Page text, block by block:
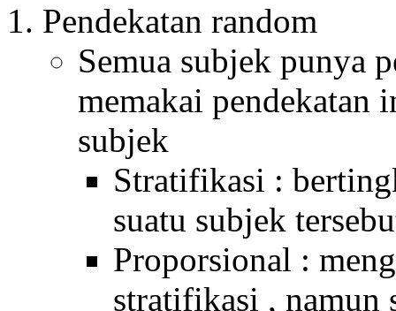
Pendekatan random
Semua subjek punya
memakai pendekatan
subjek
Stratifikasi :
suatu subjek
Proporsional :
stratifikasi , namun